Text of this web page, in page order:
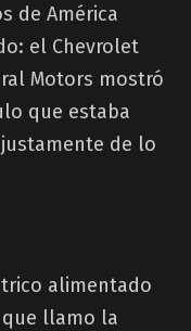
de América
el Chevrolet
Motors mostró
que estaba
de lo
alimentado
llamo la